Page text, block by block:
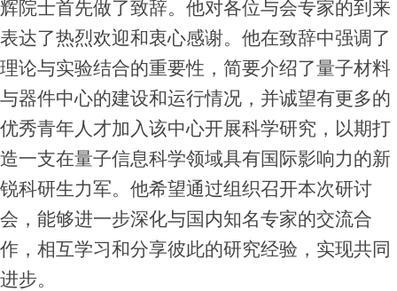
辉院士首先做了致辞。他对各位与会专家的到来
表达了热烈欢迎和衷心感谢。他在致辞中强调了
理论与实验结合的重要性，简要介绍了量子材料
与器件中心的建设和运行情况，并诚望有更多的
优秀青年人才加入该中心开展科学研究，以期打
造一支在量子信息科学领域具有国际影响力的新
锐科研生力军。他希望通过组织召开本次研讨
会，能够进一步深化与国内知名专家的交流合
作，相互学习和分享彼此的研究经验，实现共同
进步。